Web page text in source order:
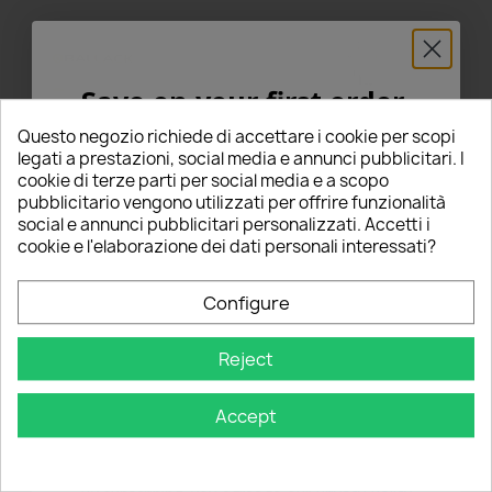
COPPIA LAMPADA ALOGENA
HB3 BALLACK
starstarstarstarstar
Add to Cart
Lampada PW24W Alogena
63217954459 con Supporto
Base BMW X4 F26 MINI
star_borderstar_borderstar_borderstar_borderstar_border
Add to Cart
Questo negozio richiede di accettare i cookie per scopi
legati a prestazioni, social media e annunci pubblicitari. I
cookie di terze parti per social media e a scopo
pubblicitario vengono utilizzati per offrire funzionalità
social e annunci pubblicitari personalizzati. Accetti i
cookie e l'elaborazione dei dati personali interessati?
Configure
Reject
Accept
Save on your first order
5% FOR YOU!
Enter your email below to receive a5%
DISCOUNTon your first order!
GET 5% OFF